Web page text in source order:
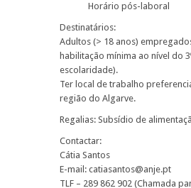
Horário pós-laboral
Destinatários:
Adultos (> 18 anos)
habilitação mínima ao nível do
escolaridade).
Ter local de trabalho
região do Algarve.
Regalias: Subsídio de
Contactar:
Cátia Santos
E-mail: catiasantos@anje.pt
TLF – 289 862 902 (Chamada